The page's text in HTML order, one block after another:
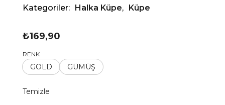
Kategoriler: Halka Küpe, Küpe
₺169,90
RENK
GOLD GÜMÜŞ
Temizle